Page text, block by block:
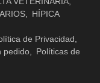
HÍPICA
de Privacidad
pedido
Políticas de